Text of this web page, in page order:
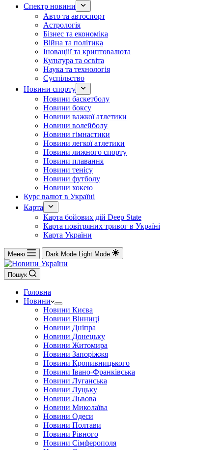
Спектр новини
Авто та автоспорт
Астрологія
Бізнес та економіка
Війна та політика
Іноваціії та криптовалюта
Культура та освіта
Наука та технологія
Суспільство
Новини спорту
Новини баскетболу
Новини боксу
Новини важкої атлетики
Новини волейболу
Новини гімнастики
Новини легкої атлетики
Новини лижного спорту
Новини плавання
Новини тенісу
Новини футболу
Новини хокею
Курс валют в Україні
Карта
Карта бойових дій Deep State
Карта повітряних тривог в Україні
Карта України
Меню Dark Mode Light Mode
Пошук
Головна
Новини
Новини Києва
Новини Вінниці
Новини Дніпра
Новини Донецьку
Новини Житомира
Новини Запоріжжя
Новини Кропивницького
Новини Івано-Франківська
Новини Луганська
Новини Луцьку
Новини Львова
Новини Миколаїва
Новини Одеси
Новини Полтави
Новини Рівного
Новини Сімферополя